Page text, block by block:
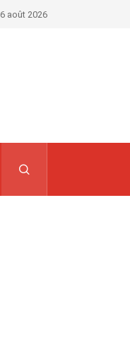
6 août 2026